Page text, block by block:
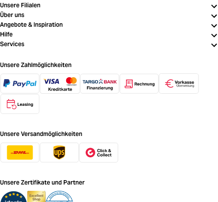
Unsere Filialen
Über uns
Angebote & Inspiration
Hilfe
Services
Unsere Zahlmöglichkeiten
Unsere Versandmöglichkeiten
Unsere Zertifikate und Partner